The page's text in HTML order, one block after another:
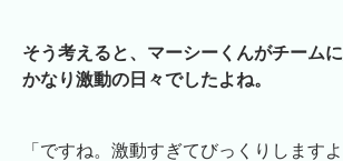
そう考えると、マーシーくんがチームに
かなり激動の日々でしたよね。
「ですね。激動すぎてびっくりします